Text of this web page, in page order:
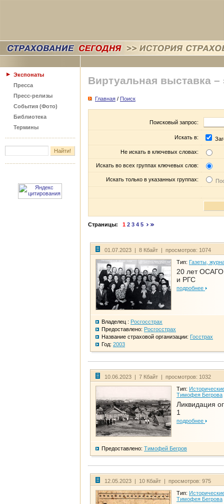
Экспонаты
Пресса
Пресс-релизы
События (Фото)
Библиотека
Термины
Виртуальная выставка –
Главная / Поиск
Поисковый запрос:
Искать в:
Не искать в ключевых словах:
Искать во всех группах ключевых слов:
Искать только в указанных группах:
Страницы: 1 2 3 4 5
01.07.2023 | 8 Кбайт | просмотров: 1074
Тип: Газеты,
20 лет
и РГС
подробнее
Владелец : Росгосстрах
Предоставлено: Росгосстрах
Название страховой организации: Госстрах
Год: 2003
10.06.2023 | 7 Кбайт | просмотров: 1032
Тип:
Тимофея Бегрова
Ликвидация
1
подробнее
Предоставлено: Тимофей Бегров
12.05.2023 | 10 Кбайт | просмотров: 975
Тип:
Тимофея Бегрова